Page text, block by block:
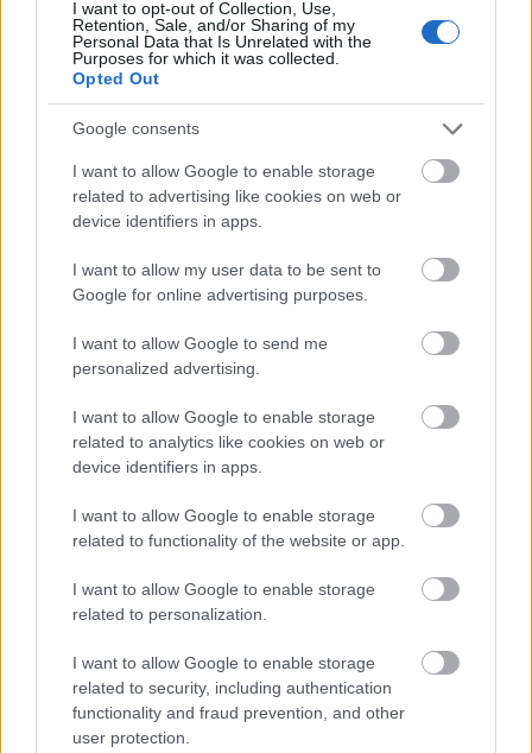
I want to opt-out of Collection, Use,
Retention, Sale, and/or Sharing of my
Personal Data that Is Unrelated with the
Purposes for which it was collected.
Opted Out
Google consents
I want to allow Google to enable storage
related to advertising like cookies on web or
device identifiers in apps.
I want to allow my user data to be sent to
Google for online advertising purposes.
I want to allow Google to send me
personalized advertising.
I want to allow Google to enable storage
related to analytics like cookies on web or
device identifiers in apps.
I want to allow Google to enable storage
related to functionality of the website or app.
I want to allow Google to enable storage
related to personalization.
I want to allow Google to enable storage
related to security, including authentication
functionality and fraud prevention, and other
user protection.
Másfélszeresére bővítik Hódmezővásárhely jó hírű
református iskoláját
A Szőnyi Benjámin Általános Iskola fejlesztését a FERROÉP
kivitelezheti; a munkák csaknem egy évig tartanak majd.
Flórián téri felüljárón
Paks II.: Mit jelent az 5. blokk új
mérföldköve a felülvizsgálat
Elkészült a Liszt Ferenc repülőtér
közelében lévő logisztikai bázis út- és
közműhálózatának fejlesztése
Látlelet a hazai víziközművekről?
múlt Bicske vízellátása
HÍRLEVÉL